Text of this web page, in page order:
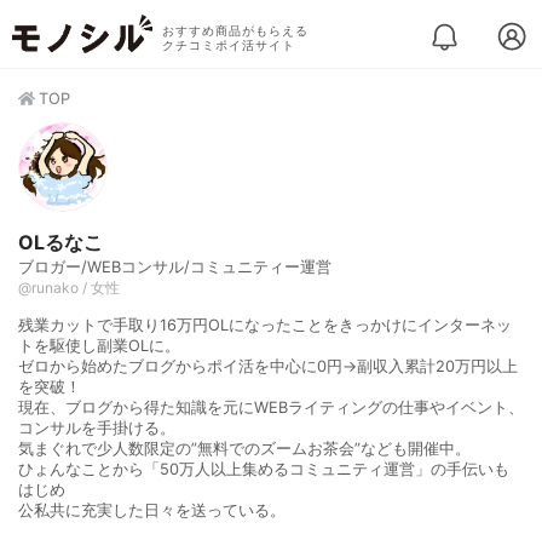
おすすめ商品がもらえる
クチコミポイ活サイト
TOP
OLるなこ
ブロガー/WEBコンサル/コミュニティー運営
@runako / 女性
残業カットで手取り16万円OLになったことをきっかけにインターネッ
トを駆使し副業OLに。
ゼロから始めたブログからポイ活を中心に0円→副収入累計20万円以上
を突破！
現在、ブログから得た知識を元にWEBライティングの仕事やイベント、
コンサルを手掛ける。
気まぐれで少人数限定の”無料でのズームお茶会”なども開催中。
ひょんなことから「50万人以上集めるコミュニティ運営」の手伝いも
はじめ
公私共に充実した日々を送っている。